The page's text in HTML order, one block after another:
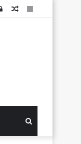
Sidebar
Articolo
Log